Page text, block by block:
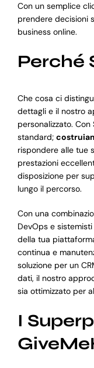
Con un semplice
prendere decisioni
business online.
Perché
Che cosa ci
dettagli e il nostro
personalizzato. Con
standard;
rispondere alle tue
prestazioni
disposizione per
lungo il percorso.
Con una
DevOps e
della tua
continua e
soluzione per un
dati, il nostro
sia ottimizzato per
I